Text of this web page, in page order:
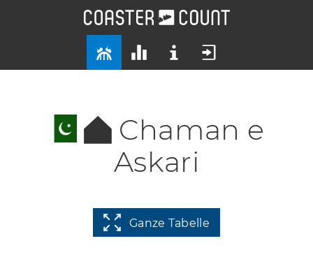
Chaman e
Askari
Ganze Tabelle